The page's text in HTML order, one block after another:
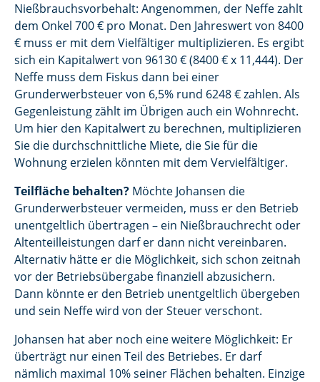
Nießbrauchsvorbehalt: Angenommen, der Neffe zahlt
dem Onkel 700 € pro Monat. Den Jahreswert von 8400
€ muss er mit dem Vielfältiger multiplizieren. Es ergibt
sich ein Kapitalwert von 96130 € (8400 € x 11,444). Der
Neffe muss dem Fiskus dann bei einer
Grunderwerbsteuer von 6,5% rund 6248 € zahlen. Als
Gegenleistung zählt im Übrigen auch ein Wohnrecht.
Um hier den Kapitalwert zu berechnen, multiplizieren
Sie die durchschnittliche Miete, die Sie für die
Wohnung erzielen könnten mit dem Vervielfältiger.
Teilfläche behalten? Möchte Johansen die
Grunderwerbsteuer vermeiden, muss er den Betrieb
unentgeltlich übertragen – ein Nießbrauchrecht oder
Altenteilleistungen darf er dann nicht vereinbaren.
Alternativ hätte er die Möglichkeit, sich schon zeitnah
vor der Betriebsübergabe finanziell abzusichern.
Dann könnte er den Betrieb unentgeltlich übergeben
und sein Neffe wird von der Steuer verschont.
Johansen hat aber noch eine weitere Möglichkeit: Er
überträgt nur einen Teil des Betriebes. Er darf
nämlich maximal 10% seiner Flächen behalten. Einzige